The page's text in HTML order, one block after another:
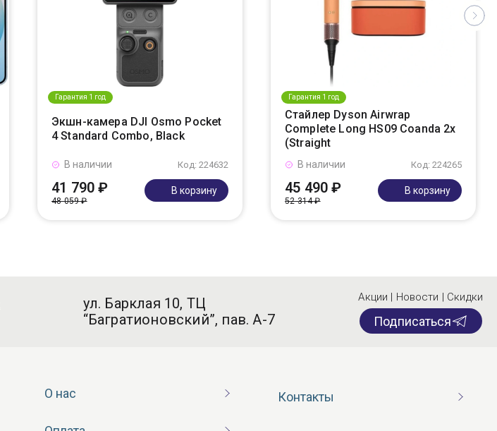
Гарантия 1 год
Экшн-камера DJI Osmo Pocket
4 Standard Combo, Black
Код: 224632
В наличии
41 790 ₽
48 059 ₽
В корзину
Гарантия 1 год
Стайлер Dyson Airwrap
Complete Long HS09 Coanda 2x
(Straight
Код: 224265
В наличии
45 490 ₽
52 314 ₽
В корзину
ул. Барклая 10, ТЦ
“Багратионовский”, пав. А-7
Акции | Новости | Скидки
Подписаться
О нас Контакты